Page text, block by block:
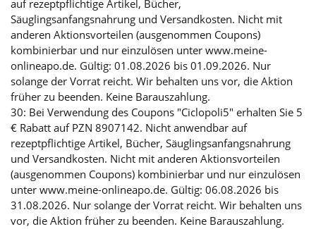
auf rezeptpflichtige Artikel, Bücher,
Säuglingsanfangsnahrung und Versandkosten. Nicht mit
anderen Aktionsvorteilen (ausgenommen Coupons)
kombinierbar und nur einzulösen unter www.meine-
onlineapo.de. Gültig: 01.08.2026 bis 01.09.2026. Nur
solange der Vorrat reicht. Wir behalten uns vor, die Aktion
früher zu beenden. Keine Barauszahlung.
30: Bei Verwendung des Coupons "Ciclopoli5" erhalten Sie 5
€ Rabatt auf PZN 8907142. Nicht anwendbar auf
rezeptpflichtige Artikel, Bücher, Säuglingsanfangsnahrung
und Versandkosten. Nicht mit anderen Aktionsvorteilen
(ausgenommen Coupons) kombinierbar und nur einzulösen
unter www.meine-onlineapo.de. Gültig: 06.08.2026 bis
31.08.2026. Nur solange der Vorrat reicht. Wir behalten uns
vor, die Aktion früher zu beenden. Keine Barauszahlung.